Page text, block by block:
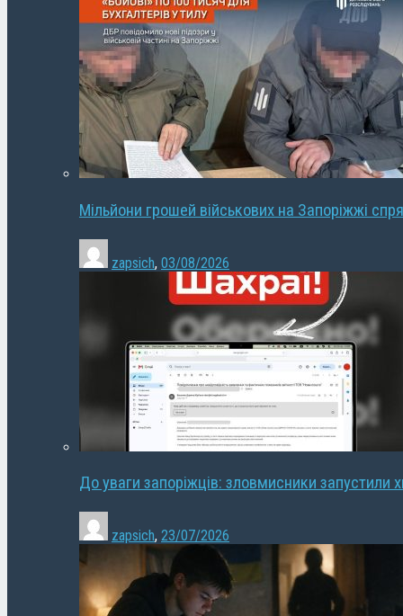
Мільйони грошей військових на Запоріжжі
zapsich, 03/08/2026
До уваги запоріжців: зловмисники запустили
zapsich, 23/07/2026